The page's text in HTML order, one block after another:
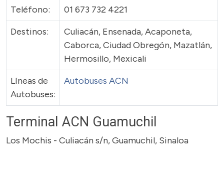
Teléfono:
01 673 732 4221
Destinos:
Culiacán, Ensenada, Acaponeta,
Caborca, Ciudad Obregón, Mazatlán,
Hermosillo, Mexicali
Líneas de
Autobuses:
Autobuses ACN
Terminal ACN Guamuchil
Los Mochis - Culiacán s/n, Guamuchil, Sinaloa